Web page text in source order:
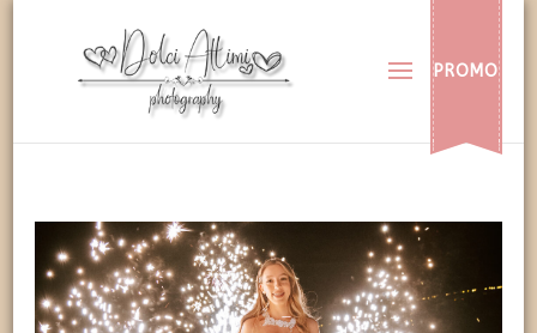
Dolci Attimi
Rendiamo immortali i vostri dolci momenti
PROMO